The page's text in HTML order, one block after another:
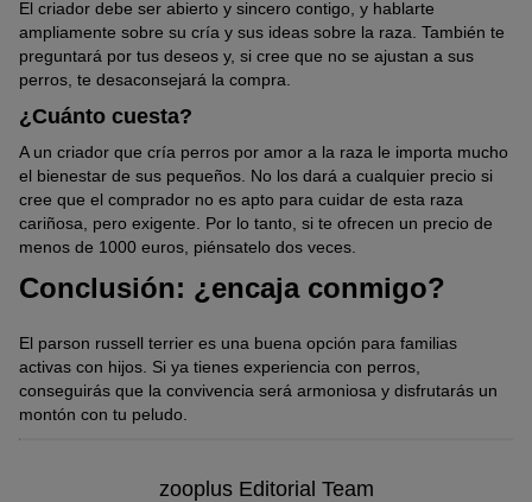
El criador debe ser abierto y sincero contigo, y hablarte
ampliamente sobre su cría y sus ideas sobre la raza. También te
preguntará por tus deseos y, si cree que no se ajustan a sus
perros, te desaconsejará la compra.
¿Cuánto cuesta?
A un criador que cría perros por amor a la raza le importa mucho
el bienestar de sus pequeños. No los dará a cualquier precio si
cree que el comprador no es apto para cuidar de esta raza
cariñosa, pero exigente. Por lo tanto, si te ofrecen un precio de
menos de 1000 euros, piénsatelo dos veces.
Conclusión: ¿encaja conmigo?
El parson russell terrier es una buena opción para familias
activas con hijos. Si ya tienes experiencia con perros,
conseguirás que la convivencia será armoniosa y disfrutarás un
montón con tu peludo.
zooplus Editorial Team